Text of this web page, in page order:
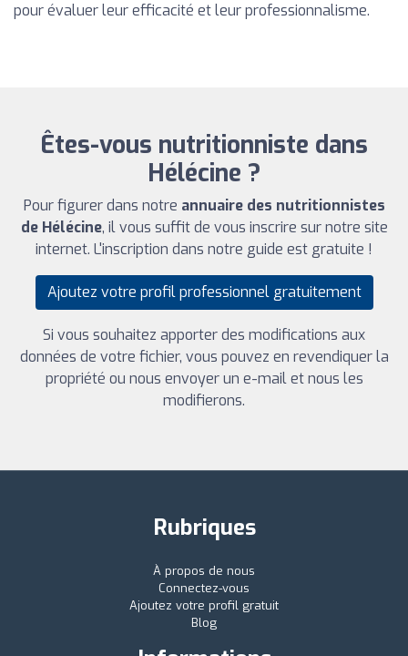
pour évaluer leur efficacité et leur professionnalisme.
Êtes-vous nutritionniste dans
Hélécine ?
Pour figurer dans notre annuaire des nutritionnistes
de Hélécine, il vous suffit de vous inscrire sur notre site
internet. L'inscription dans notre guide est gratuite !
Ajoutez votre profil professionnel gratuitement
Si vous souhaitez apporter des modifications aux
données de votre fichier, vous pouvez en revendiquer la
propriété ou nous envoyer un e-mail et nous les
modifierons.
Rubriques
À propos de nous
Connectez-vous
Ajoutez votre profil gratuit
Blog